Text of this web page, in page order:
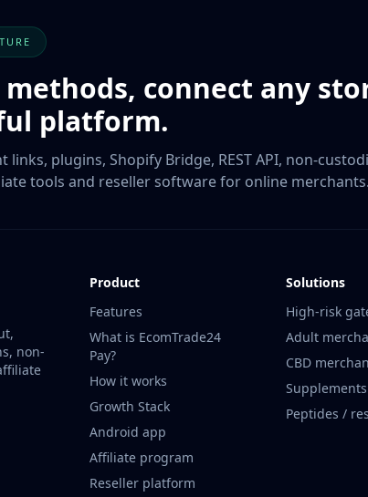
connect any
platform.
plugins, Shopify Bridge, REST API, non-
tools and reseller software for online merchants.
non-
Product
Features
What is EcomTrade24
Pay?
How it works
Growth Stack
Android app
Affiliate program
Reseller platform
Solutions
High-risk
Adult
CBD
Supplements
Peptides /